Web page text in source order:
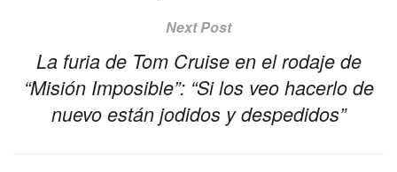
Next Post
La furia de Tom Cruise en el rodaje de
“Misión Imposible”: “Si los veo hacerlo de
nuevo están jodidos y despedidos”